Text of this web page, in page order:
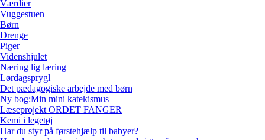
Værdier
Vuggestuen
Børn
Drenge
Piger
Videnshjulet
Næring lig læring
Lørdagsprygl
Det pædagogiske arbejde med børn
Ny bog:Min mini katekismus
Læseprojekt ORDET FANGER
Kemi i legetøj
Har du styr på førstehjælp til babyer?